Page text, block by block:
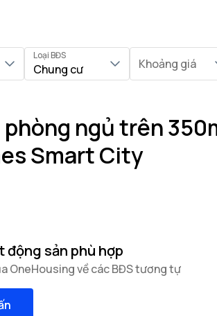
Loại BĐS
Chung cư Khoảng giá
ngủ trên
Smart City
động sản phù hợp
OneHousing về các BĐS tương tự